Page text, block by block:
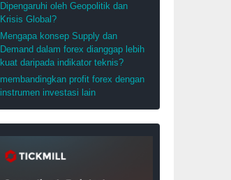
Dipengaruhi oleh Geopolitik dan
Krisis Global?
Mengapa konsep Supply dan
Demand dalam forex dianggap lebih
kuat daripada indikator teknis?
membandingkan profit forex dengan
instrumen investasi lain